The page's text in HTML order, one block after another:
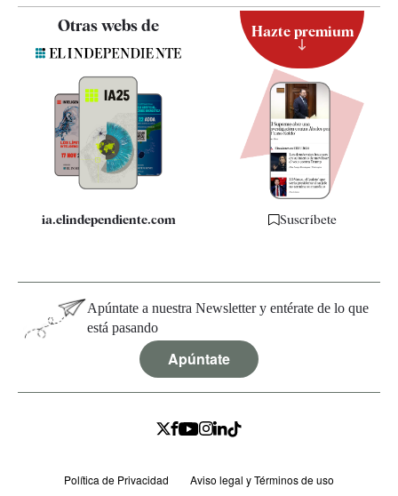
Contacto
Quiénes somos
Especificaciones
Otras webs de
ia.elindependiente.com
Hazte premium
Suscríbete
Apúntate a nuestra Newsletter y entérate de lo que
está pasando
Apúntate
Política de Privacidad
Aviso legal y Términos de uso